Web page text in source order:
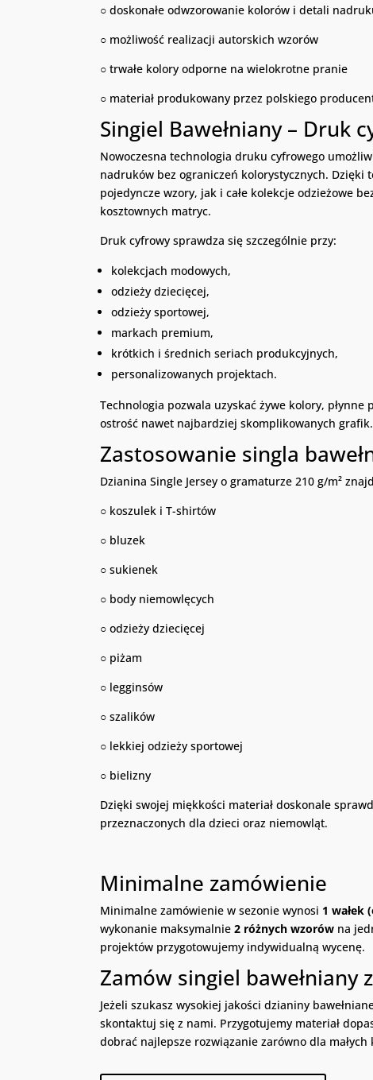
○ doskonałe odwzorowanie kolorów i detali
○ możliwość realizacji autorskich wzorów
○ trwałe kolory odporne na wielokrotne pranie
○ materiał produkowany przez polskiego
Singiel Bawełniany – Druk
Nowoczesna technologia druku cyfrowego
nadruków bez ograniczeń kolorystycznych. Dzięki
pojedyncze wzory, jak i całe kolekcje odzieżowe
kosztownych matryc.
Druk cyfrowy sprawdza się szczególnie przy:
kolekcjach modowych,
odzieży dziecięcej,
odzieży sportowej,
markach premium,
krótkich i średnich seriach produkcyjnych,
personalizowanych projektach.
Technologia pozwala uzyskać żywe kolory,
ostrość nawet najbardziej skomplikowanych grafik.
Zastosowanie singla
Dzianina Single Jersey o gramaturze 210 g/m²
○ koszulek i T-shirtów
○ bluzek
○ sukienek
○ body niemowlęcych
○ odzieży dziecięcej
○ piżam
○ legginsów
○ szalików
○ lekkiej odzieży sportowej
○ bielizny
Dzięki swojej miękkości materiał doskonale
przeznaczonych dla dzieci oraz niemowląt.
Minimalne zamówienie
Minimalne zamówienie w sezonie wynosi 1 wałek
wykonanie maksymalnie2 różnych wzorów na
projektów przygotowujemy indywidualną wycenę.
Zamów singiel bawełniany
Jeżeli szukasz wysokiej jakości dzianiny
skontaktuj się z nami. Przygotujemy materiał
dobrać najlepsze rozwiązanie zarówno dla